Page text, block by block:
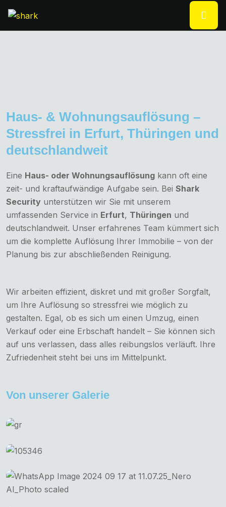
Haus- & Wohnungsauflösung –
Stressfrei in Erfurt, Thüringen und
deutschlandweit
Eine Haus- oder Wohnungsauflösung kann oft eine
zeit- und kraftaufwändige Aufgabe sein. Bei Shark
Security unterstützen wir Sie mit unserem
umfassenden Service in Erfurt, Thüringen und
deutschlandweit. Unser erfahrenes Team kümmert sich
um die komplette Auflösung Ihrer Immobilie – von der
Planung bis zur abschließenden Reinigung.
Wir arbeiten effizient, diskret und mit großer Sorgfalt,
um Ihre Auflösung so stressfrei wie möglich zu
gestalten. Egal, ob es sich um einen Umzug, einen
Verkauf oder eine Erbschaft handelt – Sie können sich
auf uns verlassen, dass alles reibungslos verläuft. Ihre
Zufriedenheit steht bei uns im Mittelpunkt.
Von unserer Galerie